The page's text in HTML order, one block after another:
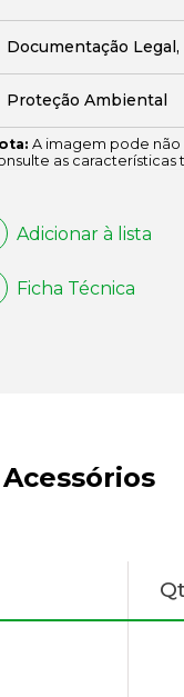
Documentação
Proteção Ambiental
A imagem pode
as características
Adicionar à lista
Ficha Técnica